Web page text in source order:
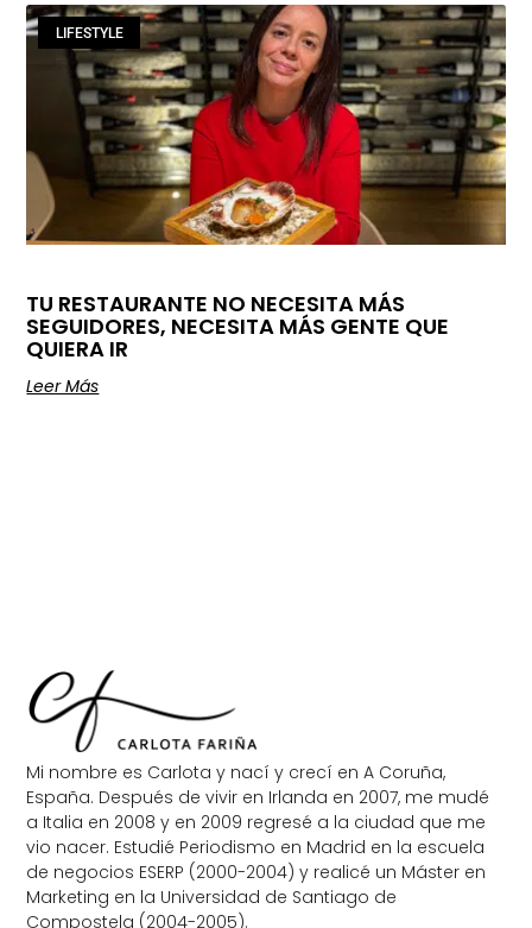
LIFESTYLE
TU RESTAURANTE NO NECESITA MÁS
SEGUIDORES, NECESITA MÁS GENTE QUE
QUIERA IR
Leer Más
Mi nombre es Carlota y nací y crecí en A Coruña,
España. Después de vivir en Irlanda en 2007, me mudé
a Italia en 2008 y en 2009 regresé a la ciudad que me
vio nacer. Estudié Periodismo en Madrid en la escuela
de negocios ESERP (2000-2004) y realicé un Máster en
Marketing en la Universidad de Santiago de
Compostela (2004-2005).